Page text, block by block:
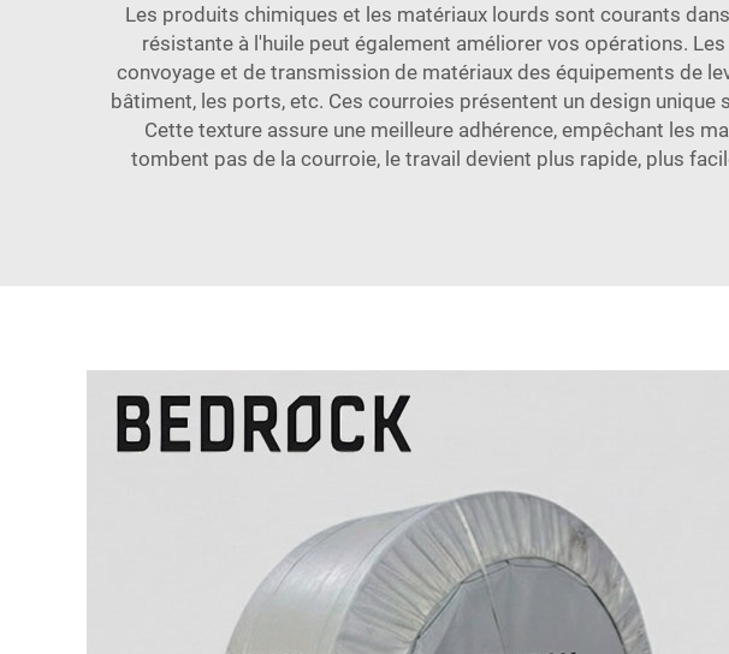
Les produits chimiques et les matériaux lourds sont courants
résistante à l'huile peut également améliorer vos opérations.
convoyage et de transmission de matériaux des équipements de
bâtiment, les ports, etc. Ces courroies présentent un design
Cette texture assure une meilleure adhérence, empêchant les
tombent pas de la courroie, le travail devient plus rapide, plus